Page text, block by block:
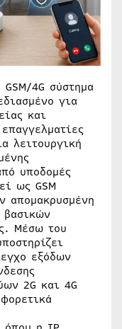
4G σύστημα
για
και
λειτουργική
υποδομές
ως GSM
απομακρυσμένη
βασικών
Μέσω του
εξόδων
2G και 4G